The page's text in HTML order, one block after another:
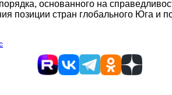
основанного на
позиции стран глобального Юга и